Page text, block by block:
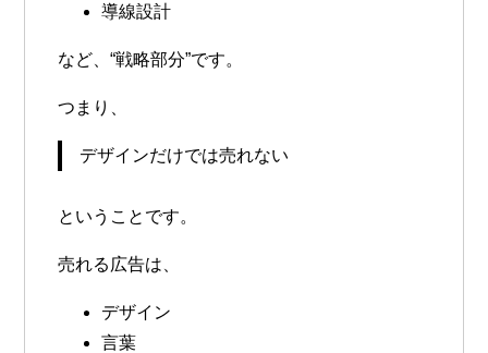
導線設計
など、“戦略部分”です。
つまり、
デザインだけでは売れない
ということです。
売れる広告は、
デザイン
言葉